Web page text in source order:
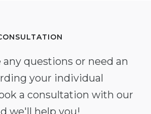
any questions or need an
your individual
a consultation with our
we'll help you!